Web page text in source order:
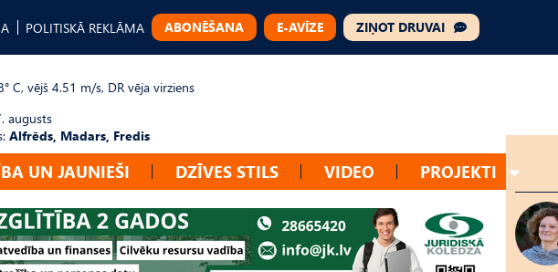
POLITISKĀ REKLĀMA ABONĒŠANA E-AVĪZE ZIŅOT DRUVAI
C, vējš 4.51 m/s, DR vēja virziens
augusts
Alfrēds, Madars, Fredis
UN JAUNIEŠI DZĪVES STILS VIDEO PROJEKTI